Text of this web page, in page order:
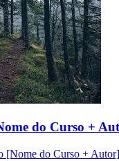
do Curso +
[Nome do Curso +